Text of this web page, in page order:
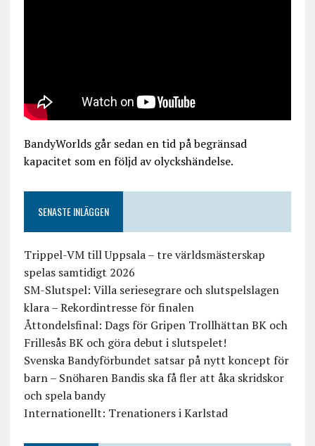
BandyWorlds går sedan en tid på begränsad
kapacitet som en följd av olyckshändelse.
SENASTE INLÄGGEN
Trippel-VM till Uppsala – tre världsmästerskap
spelas samtidigt 2026
SM-Slutspel: Villa seriesegrare och slutspelslagen
klara – Rekordintresse för finalen
Åttondelsfinal: Dags för Gripen Trollhättan BK och
Frillesås BK och göra debut i slutspelet!
Svenska Bandyförbundet satsar på nytt koncept för
barn – Snöharen Bandis ska få fler att åka skridskor
och spela bandy
Internationellt: Trenationers i Karlstad